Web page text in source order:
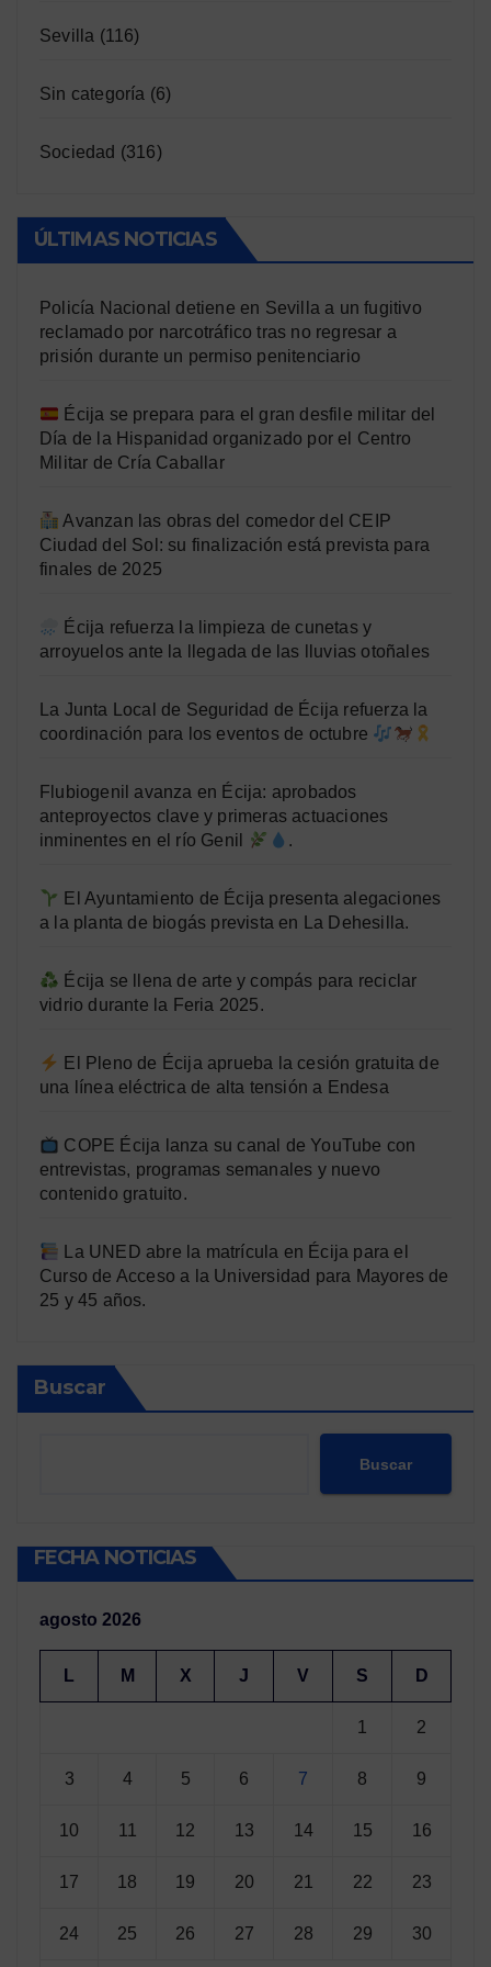
Sevilla (116)
Sin categoría (6)
Sociedad (316)
ÚLTIMAS NOTICIAS
Policía Nacional detiene en Sevilla a un fugitivo
reclamado por narcotráfico tras no regresar a
prisión durante un permiso penitenciario
Écija se prepara para el gran desfile militar del
Día de la Hispanidad organizado por el Centro
Militar de Cría Caballar
Avanzan las obras del comedor del CEIP
Ciudad del Sol: su finalización está prevista para
finales de 2025
Écija refuerza la limpieza de cunetas y
arroyuelos ante la llegada de las lluvias otoñales
La Junta Local de Seguridad de Écija refuerza la
coordinación para los eventos de octubre
Flubiogenil avanza en Écija: aprobados
anteproyectos clave y primeras actuaciones
inminentes en el río Genil
.
El Ayuntamiento de Écija presenta alegaciones
a la planta de biogás prevista en La Dehesilla.
Écija se llena de arte y compás para reciclar
vidrio durante la Feria 2025.
El Pleno de Écija aprueba la cesión gratuita de
una línea eléctrica de alta tensión a Endesa
COPE Écija lanza su canal de YouTube con
entrevistas, programas semanales y nuevo
contenido gratuito.
La UNED abre la matrícula en Écija para el
Curso de Acceso a la Universidad para Mayores de
25 y 45 años.
Buscar
Buscar
FECHA NOTICIAS
agosto 2026
L M X J V S D
1 2
3 4 5 6 7 8 9
10 11 12 13 14 15 16
17 18 19 20 21 22 23
24 25 26 27 28 29 30